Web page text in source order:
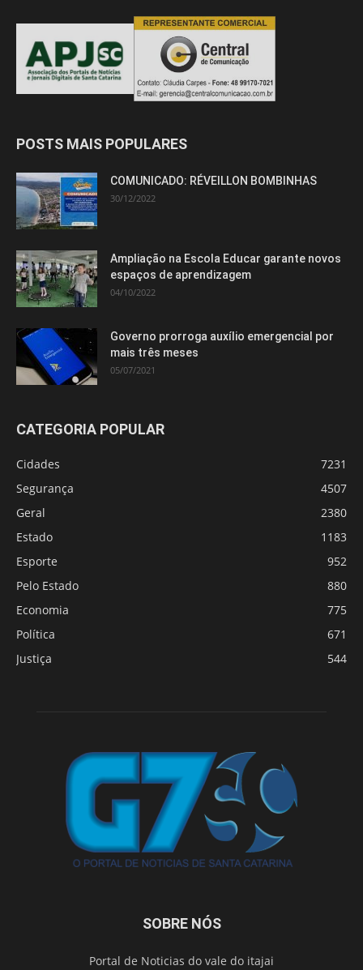
POSTS MAIS POPULARES
COMUNICADO: RÉVEILLON BOMBINHAS
30/12/2022
Ampliação na Escola Educar garante novos
espaços de aprendizagem
04/10/2022
Governo prorroga auxílio emergencial por
mais três meses
05/07/2021
CATEGORIA POPULAR
Cidades
7231
Segurança
4507
Geral
2380
Estado
1183
Esporte
952
Pelo Estado
880
Economia
775
Política
671
Justiça
544
SOBRE NÓS
Portal de Noticias do vale do itajai